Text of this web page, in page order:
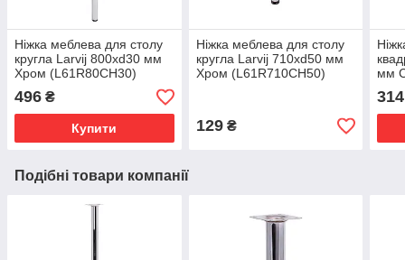
Ніжка меблева для столу
кругла Larvij 800xd30 мм
Хром (L61R80CH30)
496 ₴
Купити
Ніжка меблева для столу
кругла Larvij 710xd50 мм
Хром (L61R710CH50)
129₴
мм
314
Подібні товари компанії